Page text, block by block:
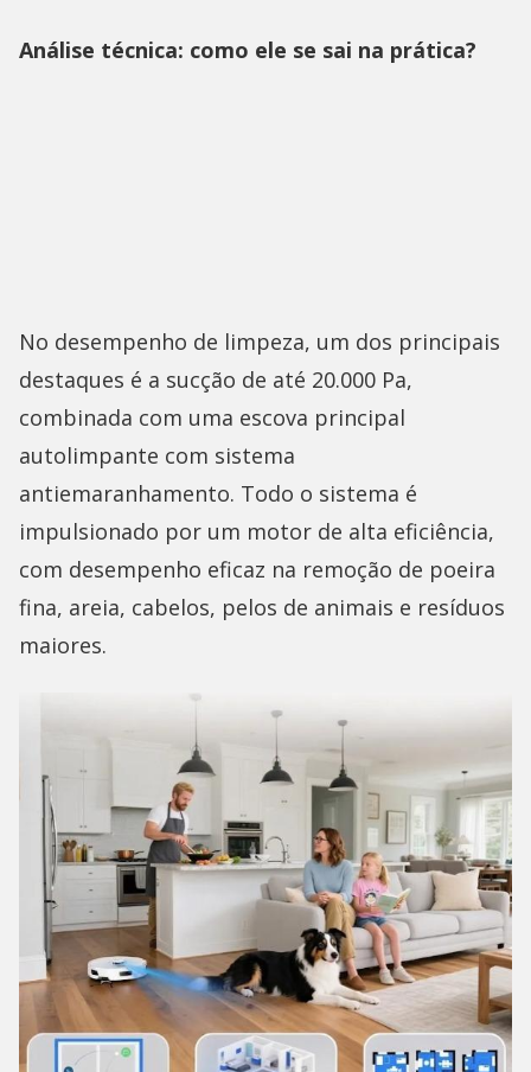
Análise técnica: como ele se sai na prática?
No desempenho de limpeza, um dos principais
destaques é a sucção de até 20.000 Pa,
combinada com uma escova principal
autolimpante com sistema
antiemaranhamento. Todo o sistema é
impulsionado por um motor de alta eficiência,
com desempenho eficaz na remoção de poeira
fina, areia, cabelos, pelos de animais e resíduos
maiores.